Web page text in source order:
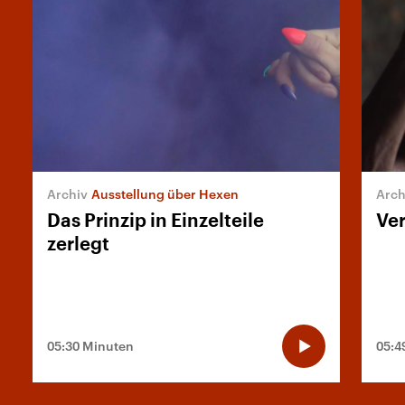
Ausstellung über Hexen
Das Prinzip in Einzelteile
zerlegt
05:30 Minuten